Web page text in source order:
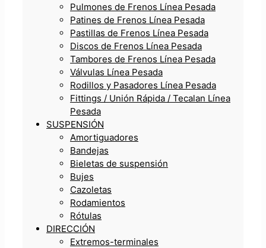
Pulmones de Frenos Línea Pesada
Patines de Frenos Línea Pesada
Pastillas de Frenos Línea Pesada
Discos de Frenos Línea Pesada
Tambores de Frenos Línea Pesada
Válvulas Línea Pesada
Rodillos y Pasadores Línea Pesada
Fittings / Unión Rápida / Tecalan Línea
Pesada
SUSPENSIÓN
Amortiguadores
Bandejas
Bieletas de suspensión
Bujes
Cazoletas
Rodamientos
Rótulas
DIRECCIÓN
Extremos-terminales